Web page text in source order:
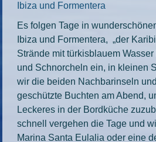
Ibiza und Formentera
Es folgen Tage in
Ibiza und Formentera, „der
Strände mit türkisblauem
und Schnorcheln ein, in kleinen
wir die beiden Nachbarinseln
geschützte Buchten am Abend,
Leckeres in der Bordküche
schnell vergehen die Tage und
Marina Santa Eulalia oder eine